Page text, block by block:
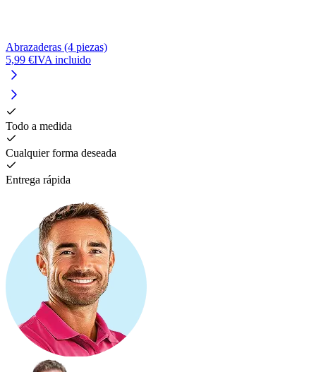
Abrazaderas (4 piezas)
5,99 €IVA incluido
Todo a medida
Cualquier forma deseada
Entrega rápida